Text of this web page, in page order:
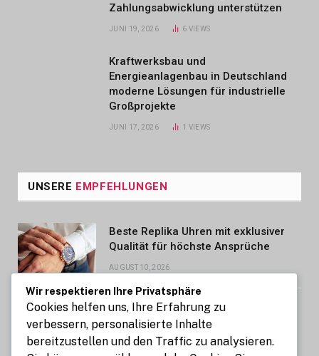
Zahlungsabwicklung unterstützen
JUNI 19, 2026 6 VIEWS
Kraftwerksbau und
Energieanlagenbau in Deutschland
moderne Lösungen für industrielle
Großprojekte
JUNI 17, 2026 1 VIEWS
UNSERE EMPFEHLUNGEN
Beste Replika Uhren mit exklusiver
Qualität für höchste Ansprüche
AUGUST 10, 2026
Coaching bei Perfektionismus und
Leistungsdruck Wien: Erfolgsdruck
verstehen und neue Perspektiven
entwickeln
Wir respektieren Ihre Privatsphäre
Cookies helfen uns, Ihre Erfahrung zu
verbessern, personalisierte Inhalte
bereitzustellen und den Traffic zu analysieren.